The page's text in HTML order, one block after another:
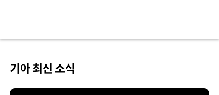
기아 최신 소식